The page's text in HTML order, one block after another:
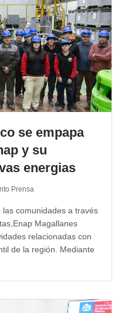
se empapa
y su
energias
Prensa
comunidades a través
Magallanes
relacionadas con
de la región. Mediante